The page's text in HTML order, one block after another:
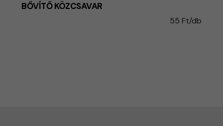
BŐVÍTŐ KÖZCSAVAR
55 Ft/db